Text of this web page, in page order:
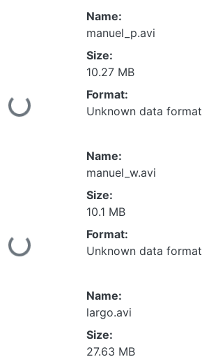
Name:
manuel_p.avi
Size:
10.27 MB
Format:
Unknown data format
Name:
manuel_w.avi
Size:
10.1 MB
Format:
Unknown data format
Name:
largo.avi
Size:
27.63 MB